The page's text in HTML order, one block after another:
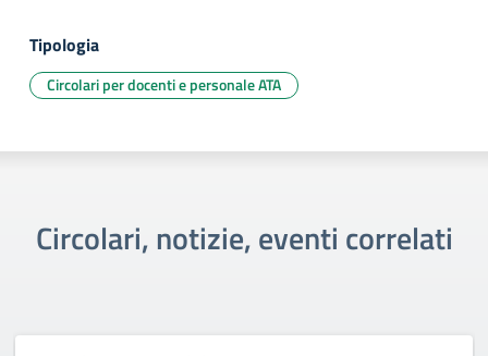
Tipologia
Circolari per docenti e personale ATA
Circolari, notizie, eventi correlati